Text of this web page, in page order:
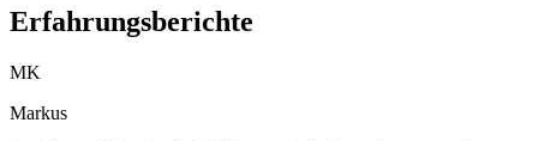
Erfahrungsberichte
MK
Markus